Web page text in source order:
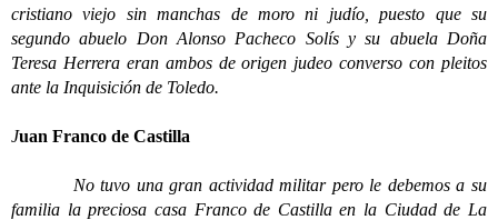
cristiano viejo sin manchas de moro ni judío, puesto que su
segundo abuelo Don Alonso Pacheco Solís y su abuela Doña
Teresa Herrera eran ambos de origen judeo converso con pleitos
ante la Inquisición de Toledo.
Juan Franco de Castilla
No tuvo una gran actividad militar pero le debemos a su
familia la preciosa casa Franco de Castilla en la Ciudad de La